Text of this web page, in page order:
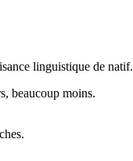
linguistique de natif.
beaucoup moins.